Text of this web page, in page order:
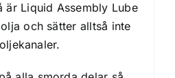
är Liquid Assembly Lube
och sätter alltså inte